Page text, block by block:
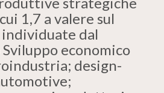
1,7 a valere sul
dal
economico
design-